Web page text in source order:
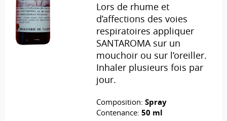
Lors de rhume et
d’affections des voies
respiratoires appliquer
SANTAROMA sur un
mouchoir ou sur l’oreiller.
Inhaler plusieurs fois par
jour.
Composition: Spray
Contenance: 50 ml